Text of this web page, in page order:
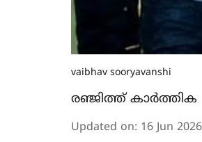
vaibhav sooryavanshi
രഞ്ജിത്ത് കാർത്തിക
Updated on: 16 Jun